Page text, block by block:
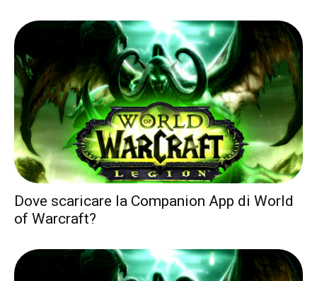
Dove scaricare la Companion App di World
of Warcraft?